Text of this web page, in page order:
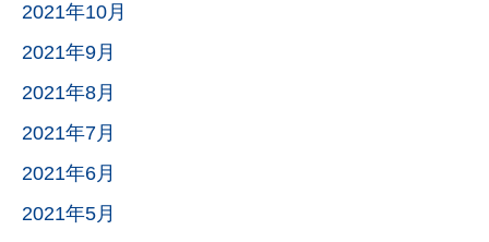
2021年10月
2021年9月
2021年8月
2021年7月
2021年6月
2021年5月